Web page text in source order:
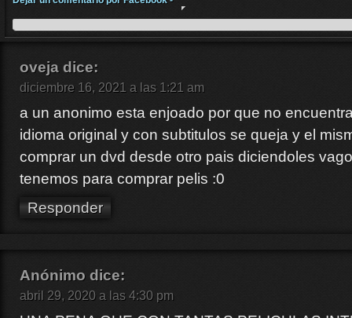
oveja dice:
diciembre 16, 2021 a las 1:21 am
a un anonimo esta enjoado por que no
idioma original y con subtitulos se queja y el
comprar un dvd desde otro pais diciendoles
tenemos para comprar pelis :0
Responder
Anónimo dice:
abril 29, 2020 a las 4:30 pm